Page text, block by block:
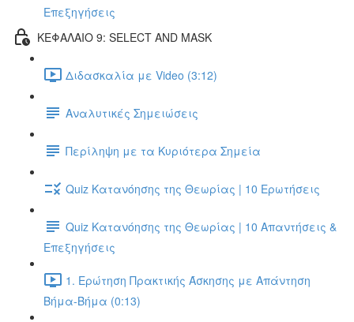
Επεξηγήσεις
ΚΕΦΑΛΑΙΟ 9: SELECT AND MASK
Διδασκαλία με Video (3:12)
Αναλυτικές Σημειώσεις
Περίληψη με τα Κυριότερα Σημεία
Quiz Κατανόησης της Θεωρίας | 10 Ερωτήσεις
Quiz Κατανόησης της Θεωρίας | 10 Απαντήσεις &
Επεξηγήσεις
1. Ερώτηση Πρακτικής Άσκησης με Απάντηση
Βήμα-Βήμα (0:13)